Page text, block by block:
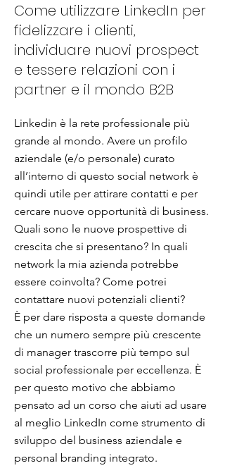
Come utilizzare LinkedIn per
fidelizzare i clienti,
individuare nuovi prospect
e tessere relazioni con i
partner e il mondo B2B
Linkedin è la rete professionale più
grande al mondo. Avere un profilo
aziendale (e/o personale) curato
all’interno di questo social network è
quindi utile per attirare contatti e per
cercare nuove opportunità di business.
Quali sono le nuove prospettive di
crescita che si presentano? In quali
network la mia azienda potrebbe
essere coinvolta? Come potrei
contattare nuovi potenziali clienti?
È per dare risposta a queste domande
che un numero sempre più crescente
di manager trascorre più tempo sul
social professionale per eccellenza. È
per questo motivo che abbiamo
pensato ad un corso che aiuti ad usare
al meglio LinkedIn come strumento di
sviluppo del business aziendale e
personal branding integrato.